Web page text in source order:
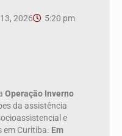
2026 5:20 pm
Operação Inverno
da assistência
e
em Curitiba. Em